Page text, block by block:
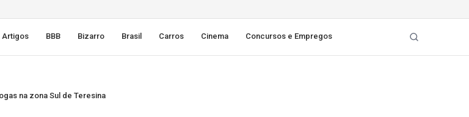
Artigos BBB Bizarro Brasil Carros Cinema Concursos e Empregos
na zona Sul de Teresina